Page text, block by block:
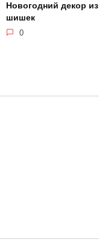
Новогодний декор из
шишек
0